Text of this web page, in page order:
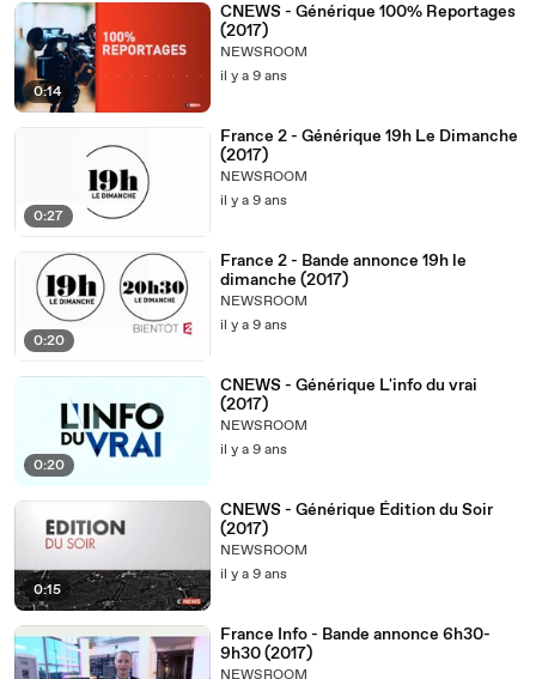
0:14
CNEWS - Générique 100% Reportages
(2017)
NEWSROOM
il y a 9 ans
0:27
France 2 - Générique 19h Le Dimanche
(2017)
NEWSROOM
il y a 9 ans
0:20
France 2 - Bande annonce 19h le
dimanche (2017)
NEWSROOM
il y a 9 ans
0:20
CNEWS - Générique L'info du vrai
(2017)
NEWSROOM
il y a 9 ans
0:15
CNEWS - Générique Édition du Soir
(2017)
NEWSROOM
il y a 9 ans
France Info - Bande annonce 6h30-
9h30 (2017)